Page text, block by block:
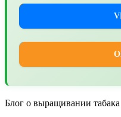
Блог о выращивании табака